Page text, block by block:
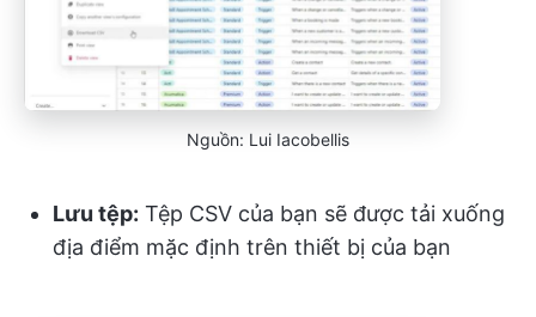
Nguồn: Lui Iacobellis
Lưu tệp: Tệp CSV của bạn sẽ được tải xuống
địa điểm mặc định trên thiết bị của bạn